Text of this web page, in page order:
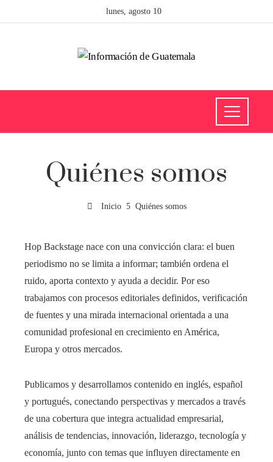
lunes, agosto 10
Quiénes somos
Inicio Quiénes somos
Hop Backstage nace con una convicción clara: el buen
periodismo no se limita a informar; también ordena el
ruido, aporta contexto y ayuda a decidir. Por eso
trabajamos con procesos editoriales definidos, verificación
de fuentes y una mirada internacional orientada a una
comunidad profesional en crecimiento en América,
Europa y otros mercados.
Publicamos y desarrollamos contenido en inglés, español
y portugués, conectando perspectivas y mercados a través
de una cobertura que integra actualidad empresarial,
análisis de tendencias, innovación, liderazgo, tecnología y
economía, junto con temas que influyen directamente en